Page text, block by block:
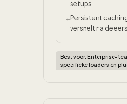
setups
+Persistent
versnelt na de
Best voor: Enterprise-
specifieke loaders en